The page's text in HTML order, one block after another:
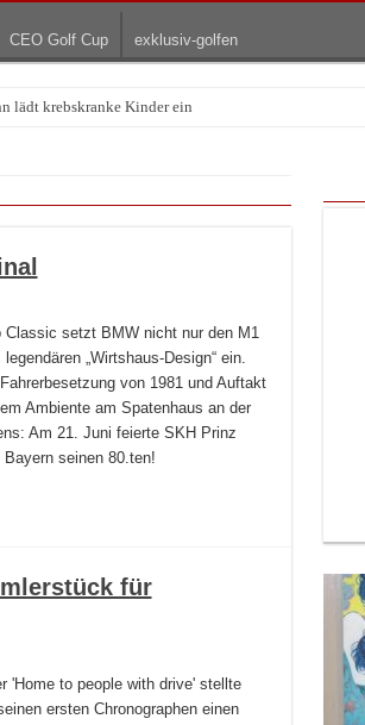
CEO Golf Cup exklusiv-golfen
lädt krebskranke Kinder ein
Classic setzt BMW nicht nur den M1
„Wirtshaus-Design“ ein.
von 1981 und Auftakt
Ambiente am Spatenhaus an der
Am 21. Juni feierte SKH Prinz
Bayern seinen 80.ten!
für
'Home to people with drive' stellte
ersten Chronographen einen